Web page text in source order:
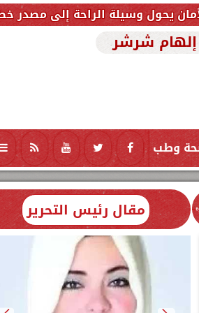
الرئيس إلى مصدر خطر
إلهام شرشر
وطب تكنولوجيا منوعات
مقال رئيس التحرير